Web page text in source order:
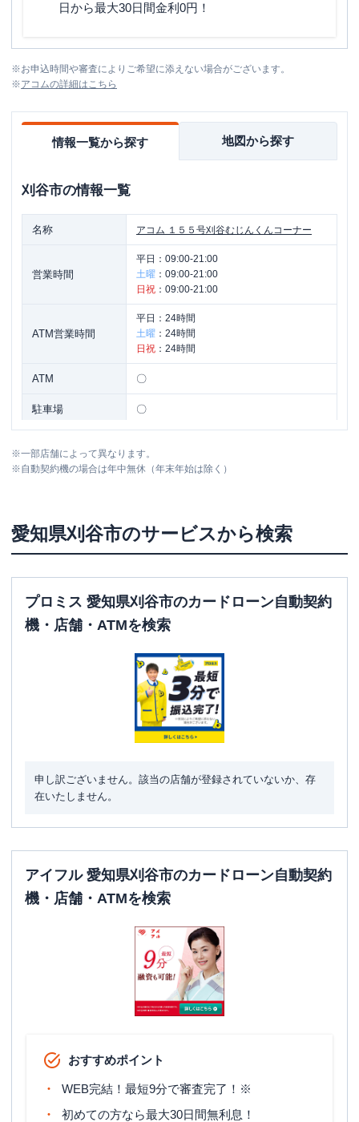
日から最大30日間金利0円！
※お申込時間や審査によりご希望に添えない場合がございます。
※アコムの詳細はこちら
情報一覧から探す 地図から探す
刈谷市の情報一覧
名称 アコム １５５号刈谷むじんくんコーナー
営業時間
平日： 09:00-21:00
土曜 ： 09:00-21:00
日祝 ： 09:00-21:00
ATM営業時間
平日： 24時間
土曜 ： 24時間
日祝 ： 24時間
ATM 〇
駐車場 〇
※一部店舗によって異なります。
※自動契約機の場合は年中無休（年末年始は除く）
愛知県刈谷市のサービスから検索
プロミス 愛知県刈谷市のカードローン自動契約
機・店舗・ATMを検索
申し訳ございません。該当の店舗が登録されていないか、存
在いたしません。
アイフル 愛知県刈谷市のカードローン自動契約
機・店舗・ATMを検索
おすすめポイント
WEB完結！最短9分で審査完了！※
初めての方なら最大30日間無利息！